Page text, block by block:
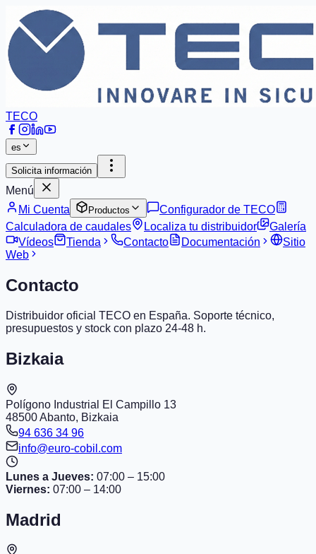
TECO
es
Solicita información
Menú
Mi Cuenta
Productos
Configurador de TECO
Calculadora de caudales
Localiza tu distribuidor
Galería
Vídeos
Tienda Contacto Documentación
Sitio
Web
Contacto
Distribuidor oficial TECO en España. Soporte técnico,
presupuestos y stock con plazo 24-48 h.
Bizkaia
Polígono Industrial El Campillo 13
48500 Abanto, Bizkaia
94 636 34 96
info@euro-cobil.com
Lunes a Jueves: 07:00 – 15:00
Viernes: 07:00 – 14:00
Madrid